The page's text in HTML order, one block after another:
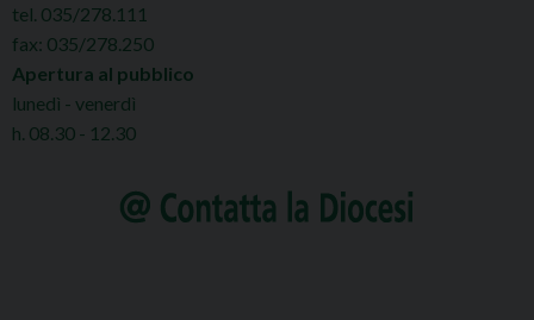
tel. 035/278.111
fax: 035/278.250
Apertura al pubblico
lunedì - venerdì
h. 08.30 - 12.30